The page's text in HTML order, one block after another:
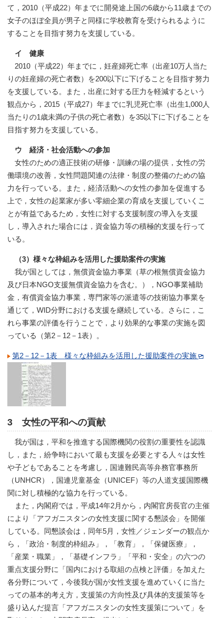
て，2010（平成22）年までに開発途上国の6歳から11歳までの
女子のほぼ全員が男子と同様に学校教育を受けられるように
することを目指す努力を支援している。
イ 健康
2010（平成22）年までに，妊産婦死亡率（出産10万人当た
りの妊産婦の死亡者数）を200以下に下げることを目指す努力
を支援している。また，出産に対する圧力を軽減するという
観点から，2015（平成27）年までに乳児死亡率（出生1,000人
当たりの1歳未満の子供の死亡者数）を35以下に下げることを
目指す努力を支援している。
ウ 経済・社会活動への参加
女性のための適正技術の研修・訓練の場の提供，女性の労
働環境の改善，女性問題関連の法律・制度の整備のための協
力を行っている。また，経済活動への女性の参加を促進する
上で，女性の起業家が多い零細企業の育成を支援していくこ
とが有益であるため，女性に対する支援制度の導入を支援
し，導入された場合には，資金協力等の積極的支援を行って
いる。
（3）様々な枠組みを活用した援助案件の実施
我が国としては，無償資金協力事業（草の根無償資金協力
及び日本NGO支援無償資金協力を含む。），NGO事業補助
金，有償資金協力事業，専門家等の派遣等の技術協力事業を
通じて，WID分野における支援を継続している。さらに，こ
れら事業の評価を行うことで，より効果的な事業の実施を図
っている（第2－12－1表）。
第2－12－1表 様々な枠組みを活用した援助案件の実施
3 女性の平和への貢献
我が国は，平和を推進する国際機関の役割の重要性を認識
し，また，紛争時において最も支援を必要とする人々は女性
や子どもであることを考慮し，国連難民高等弁務官事務所
（UNHCR），国連児童基金（UNICEF）等の人道支援国際機
関に対し積極的な協力を行っている。
また，内閣府では，平成14年2月から，内閣官房長官の主催
により「アフガニスタンの女性支援に関する懇談会」を開催
している。同懇談会は，同年5月，女性／ジェンダーの観点か
ら，「政治・制度的枠組み」，「教育」，「保健医療」，
「産業・職業」，「基礎インフラ」「平和・安全」の六つの
重点支援分野に「国内における取組の点検と評価」を加えた
各分野について，今後我が国が女性支援を進めていくに当た
っての基本的考え方，支援策の方向性及び具体的支援策等を
盛り込んだ提言「アフガニスタンの女性支援策について」を